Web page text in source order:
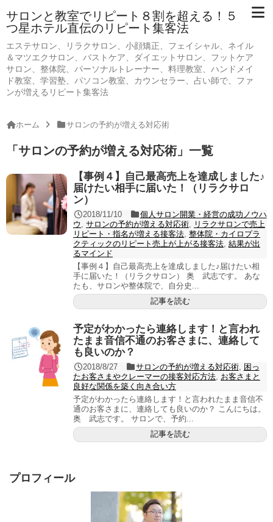
サロンと教室でリピート８割を超える！５
つ星ホテル直伝のリピート集客法
エステサロン、リラクサロン、小顔矯正、フェイシャル、ネイル
＆マツエクサロン、バストケア、ダイエットサロン、フットケア
サロン、整体院、パーソナルトレーナー、料理教室、ハンドメイ
ド教室、学習塾、パソコン教室、カウンセラー、占い師で、ファ
ンが増えるリピート集客法
ホーム サロンの予約が増える対応術
「 サロンの予約が増える対応術」 一覧
【事例４】自己最高売上を達成しました♪
届けたい相手に届いた！（リラクサロ
ン）
2018/11/10
個人サロン開業・経営の成功ノウハ
ウ , サロンの予約が増える対応術, リラクサロンで売上
リピート・指名が増える接客法, 整体院・カイロプラ
クティックのリピート売上が上がる接客法, 結果が出
るマインド
【事例４】自己最高売上を達成しました♪届けたい相
手に届いた！（リラクサロン） 奥 武志です。 あな
たも、サロンや整体院で、自分史...
記事を読む
予定がわかったら連絡します！と言われ
たまま音信不通のお客さまに、連絡して
も良いのか？
2018/8/27 サロンの予約が増える対応術, 困っ
たお客さまやクレーマーの接客対応方法, お客さまと
良好な関係を築く向き合い方
予定がわかったら連絡します！と言われたまま音信不
通のお客さまに、連絡しても良いのか？ こんにちは。
奥 武志です。 サロンで、予約...
記事を読む
プロフィール